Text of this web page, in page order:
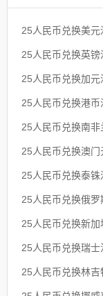
25人民币兑换美元
25人民币兑换英镑
25人民币兑换加元
25人民币兑换港币
25人民币兑换南非
25人民币兑换澳门
25人民币兑换泰铢
25人民币兑换俄
25人民币兑换新加
25人民币兑换瑞士
25人民币兑换林吉